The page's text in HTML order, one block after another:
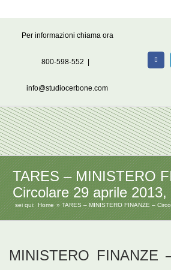
Per informazioni chiama ora
800-598-552
info@studiocerbone.com
TARES – MINISTERO
Circolare 29 aprile
sei qui: Home TARES – MINISTERO FINANZE –
MINISTERO FINANZE